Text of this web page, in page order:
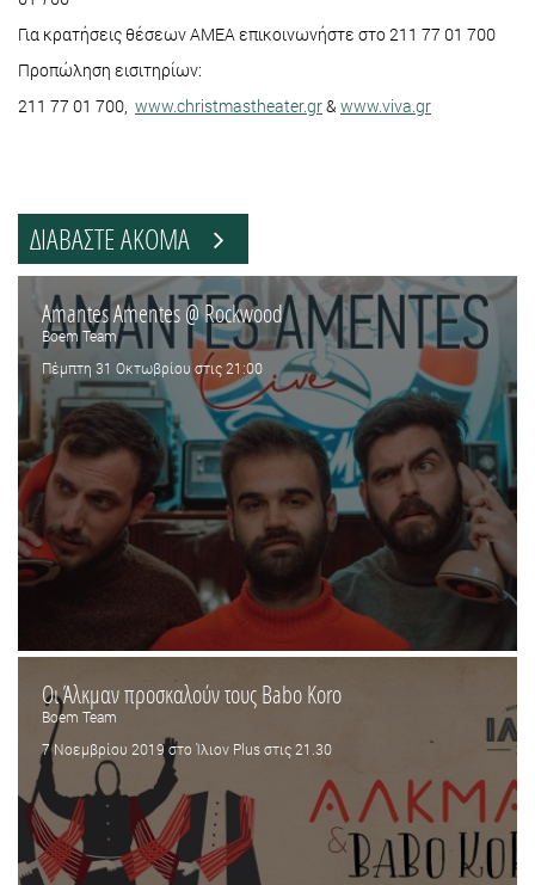
Για κρατήσεις θέσεων ΑΜΕΑ επικοινωνήστε στο 211 77 01 700
Προπώληση εισιτηρίων:
211 77 01 700, www.christmastheater.gr& www.viva.gr
ΔΙΑΒΑΣΤΕ ΑΚΟΜΑ
Amantes Amentes @ Rockwood
Boem Team
Πέμπτη 31 Οκτωβρίου στις 21:00
Oι Άλκμαν προσκαλούν τους Babo Koro
Boem Team
7 Νοεμβρίου 2019 στο Ίλιον Plus στις 21.30